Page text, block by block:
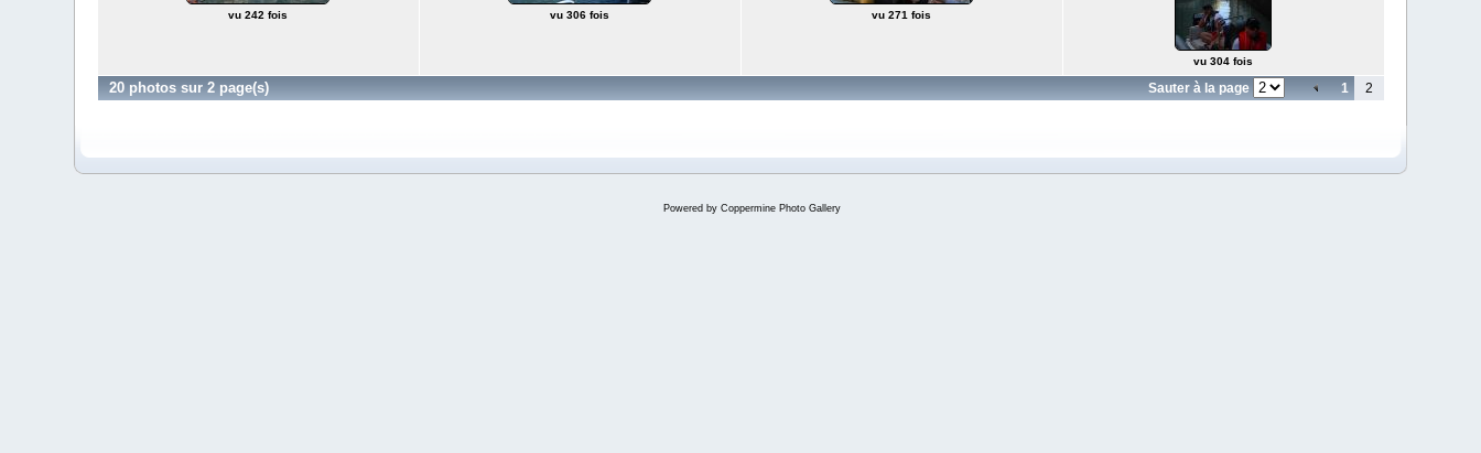
vu 242 fois vu 306 fois vu 271 fois
vu 304 fois
20 photos sur 2 page(s) Sauter à la page 1 2
Powered by Coppermine Photo Gallery